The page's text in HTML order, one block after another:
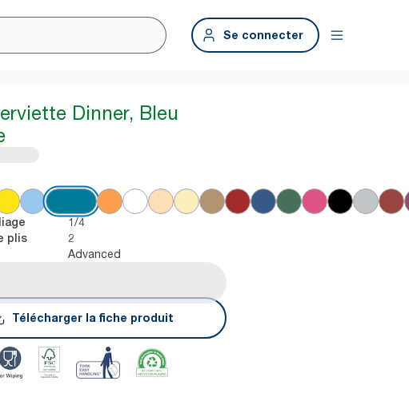
Se connecter
Dinner, Bleu
1/4
plis 2
Advanced
Télécharger la fiche produit